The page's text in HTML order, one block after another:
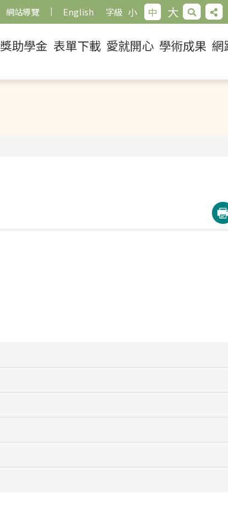
網站導覽 English 字級 小 中 大
獎助學金 表單下載 愛就開心 學術成果 網